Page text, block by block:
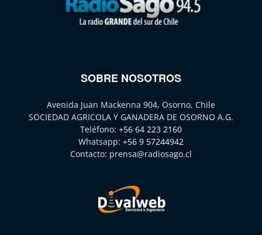
SOBRE NOSOTROS
Avenida Juan Mackenna 904, Osorno, Chile
SOCIEDAD AGRICOLA Y GANADERA DE OSORNO A.G.
Teléfono: +56 64 223 2160
Whatsapp: +56 9 57244942
Contacto: prensa@radiosago.cl